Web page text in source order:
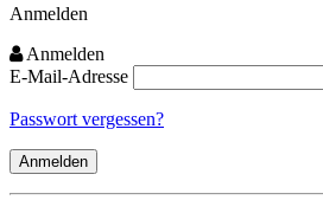
Anmelden
Anmelden
E-Mail-Adresse
Passwort vergessen?